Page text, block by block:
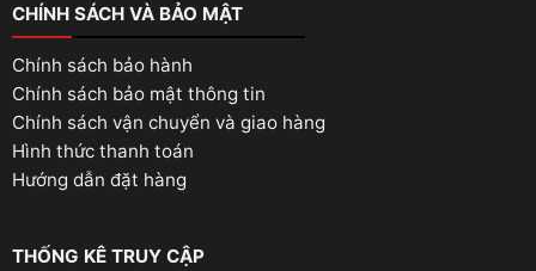
CHÍNH SÁCH VÀ BẢO MẬT
Chính sách bảo hành
Chính sách bảo mật thông tin
Chính sách vận chuyển và giao hàng
Hình thức thanh toán
Hướng dẫn đặt hàng
THỐNG KÊ TRUY CẬP